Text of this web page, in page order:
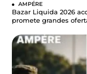
AMPÉRE
Bazar Liquida 2026
promete grandes